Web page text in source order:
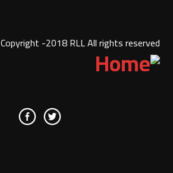
Copyright -2018 RLL All rights reserved